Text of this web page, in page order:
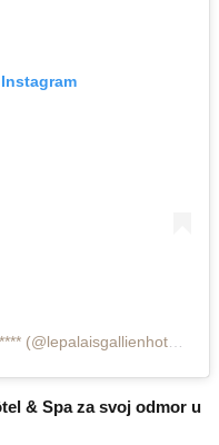
A post shared by Le Palais Gallien ***** (@lepalaisgallienhotelspa)
& Spa za svoj odmor u